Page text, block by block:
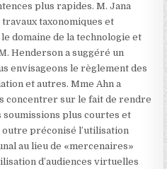
plus rapides. M. Jana
taxonomiques et
domaine de la technologie et
Henderson a suggéré un
envisageons le règlement des
et autres. Mme Ahn a
concentrer sur le fait de rendre
soumissions plus courtes et
outre préconisé l’utilisation
au lieu de «mercenaires»
d’audiences virtuelles